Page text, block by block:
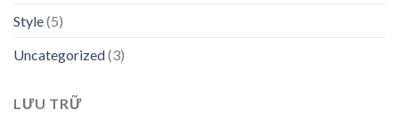
Style(5)
Uncategorized(3)
LƯU TRỮ